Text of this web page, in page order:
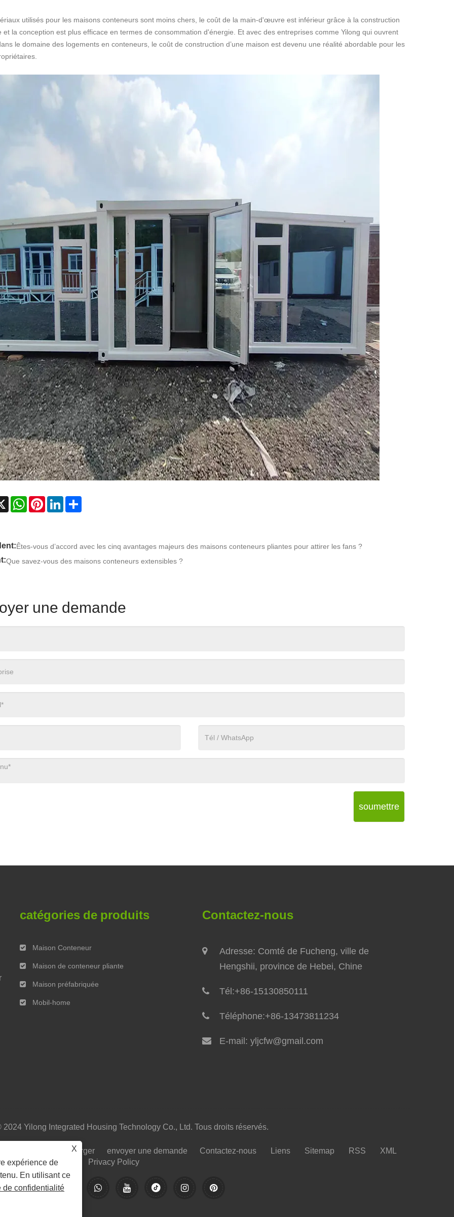
utilisés pour les maisons conteneurs sont moins chers, le coût de la main-d'œuvre est inférieur grâce à la construction
et la conception est plus efficace en termes de consommation d'énergie. Et avec des entreprises comme Yilong qui ouvrent
le domaine des logements en conteneurs, le coût de construction d’une maison est devenu une réalité abordable pour les
X WhatsAppPinterestLinkedIn
Êtes-vous d’accord avec les cinq avantages majeurs des maisons conteneurs pliantes pour attirer les fans ?
Que savez-vous des maisons conteneurs extensibles ?
une demande
soumettre
catégories de produits
Maison Conteneur
Maison de conteneur pliante
Maison préfabriquée
Mobil-home
Contactez-nous
Adresse: Comté de Fucheng, ville de
Hengshii, province de Hebei, Chine
Tél:+86-15130850111
Téléphone:+86-13473811234
E-mail: yljcfw@gmail.com
Yilong Integrated Housing Technology Co., Ltd. Tous droits réservés.
Télécharger envoyer une demande Contactez-nous Liens Sitemap RSS
XML
Privacy Policy
X
expérience de
En utilisant ce
de confidentialité